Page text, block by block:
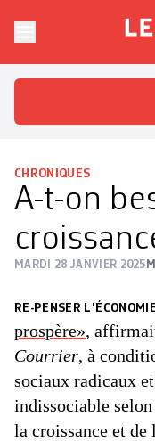
Le
CHRONIQUES
A-t-on
MARDI 28 JANVIER 2025
RE-PENSER L'ÉCONOMIE
prospère»,
Courrier, à
sociaux radicaux
indissociable selon
la croissance et